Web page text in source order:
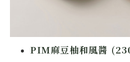
PIM麻豆柚和風醬